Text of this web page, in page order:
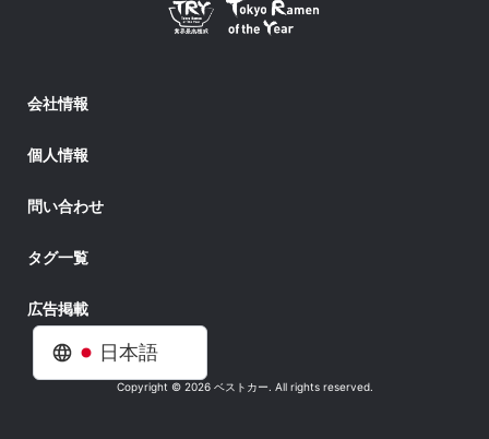
日本語
会社情報
個人情報
問い合わせ
タグ一覧
広告掲載
Copyright © 2026 ベストカー. All rights reserved.